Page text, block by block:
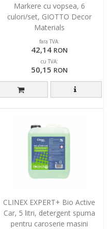
Markere cu vopsea, 6
culori/set, GIOTTO Decor
Materials
fara TVA:
42,14 RON
cu TVA:
50,15 RON
CLINEX EXPERT+ Bio Active
Car, 5 litri, detergent spuma
pentru caroserie masini